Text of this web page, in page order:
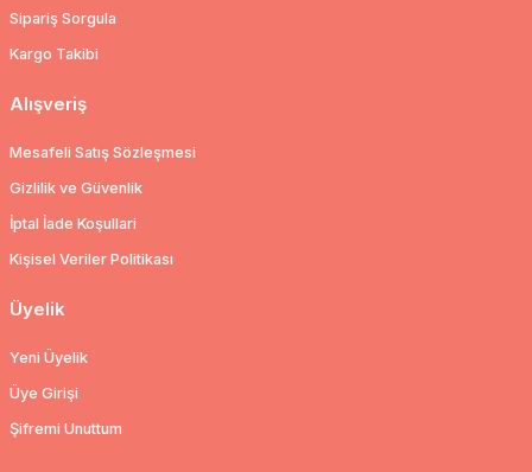
Sipariş Sorgula
Kargo Takibi
Alışveriş
Mesafeli Satış Sözleşmesi
Gizlilik ve Güvenlik
İptal İade Koşullari
Kişisel Veriler Politikası
Üyelik
Yeni Üyelik
Üye Girişi
Şifremi Unuttum